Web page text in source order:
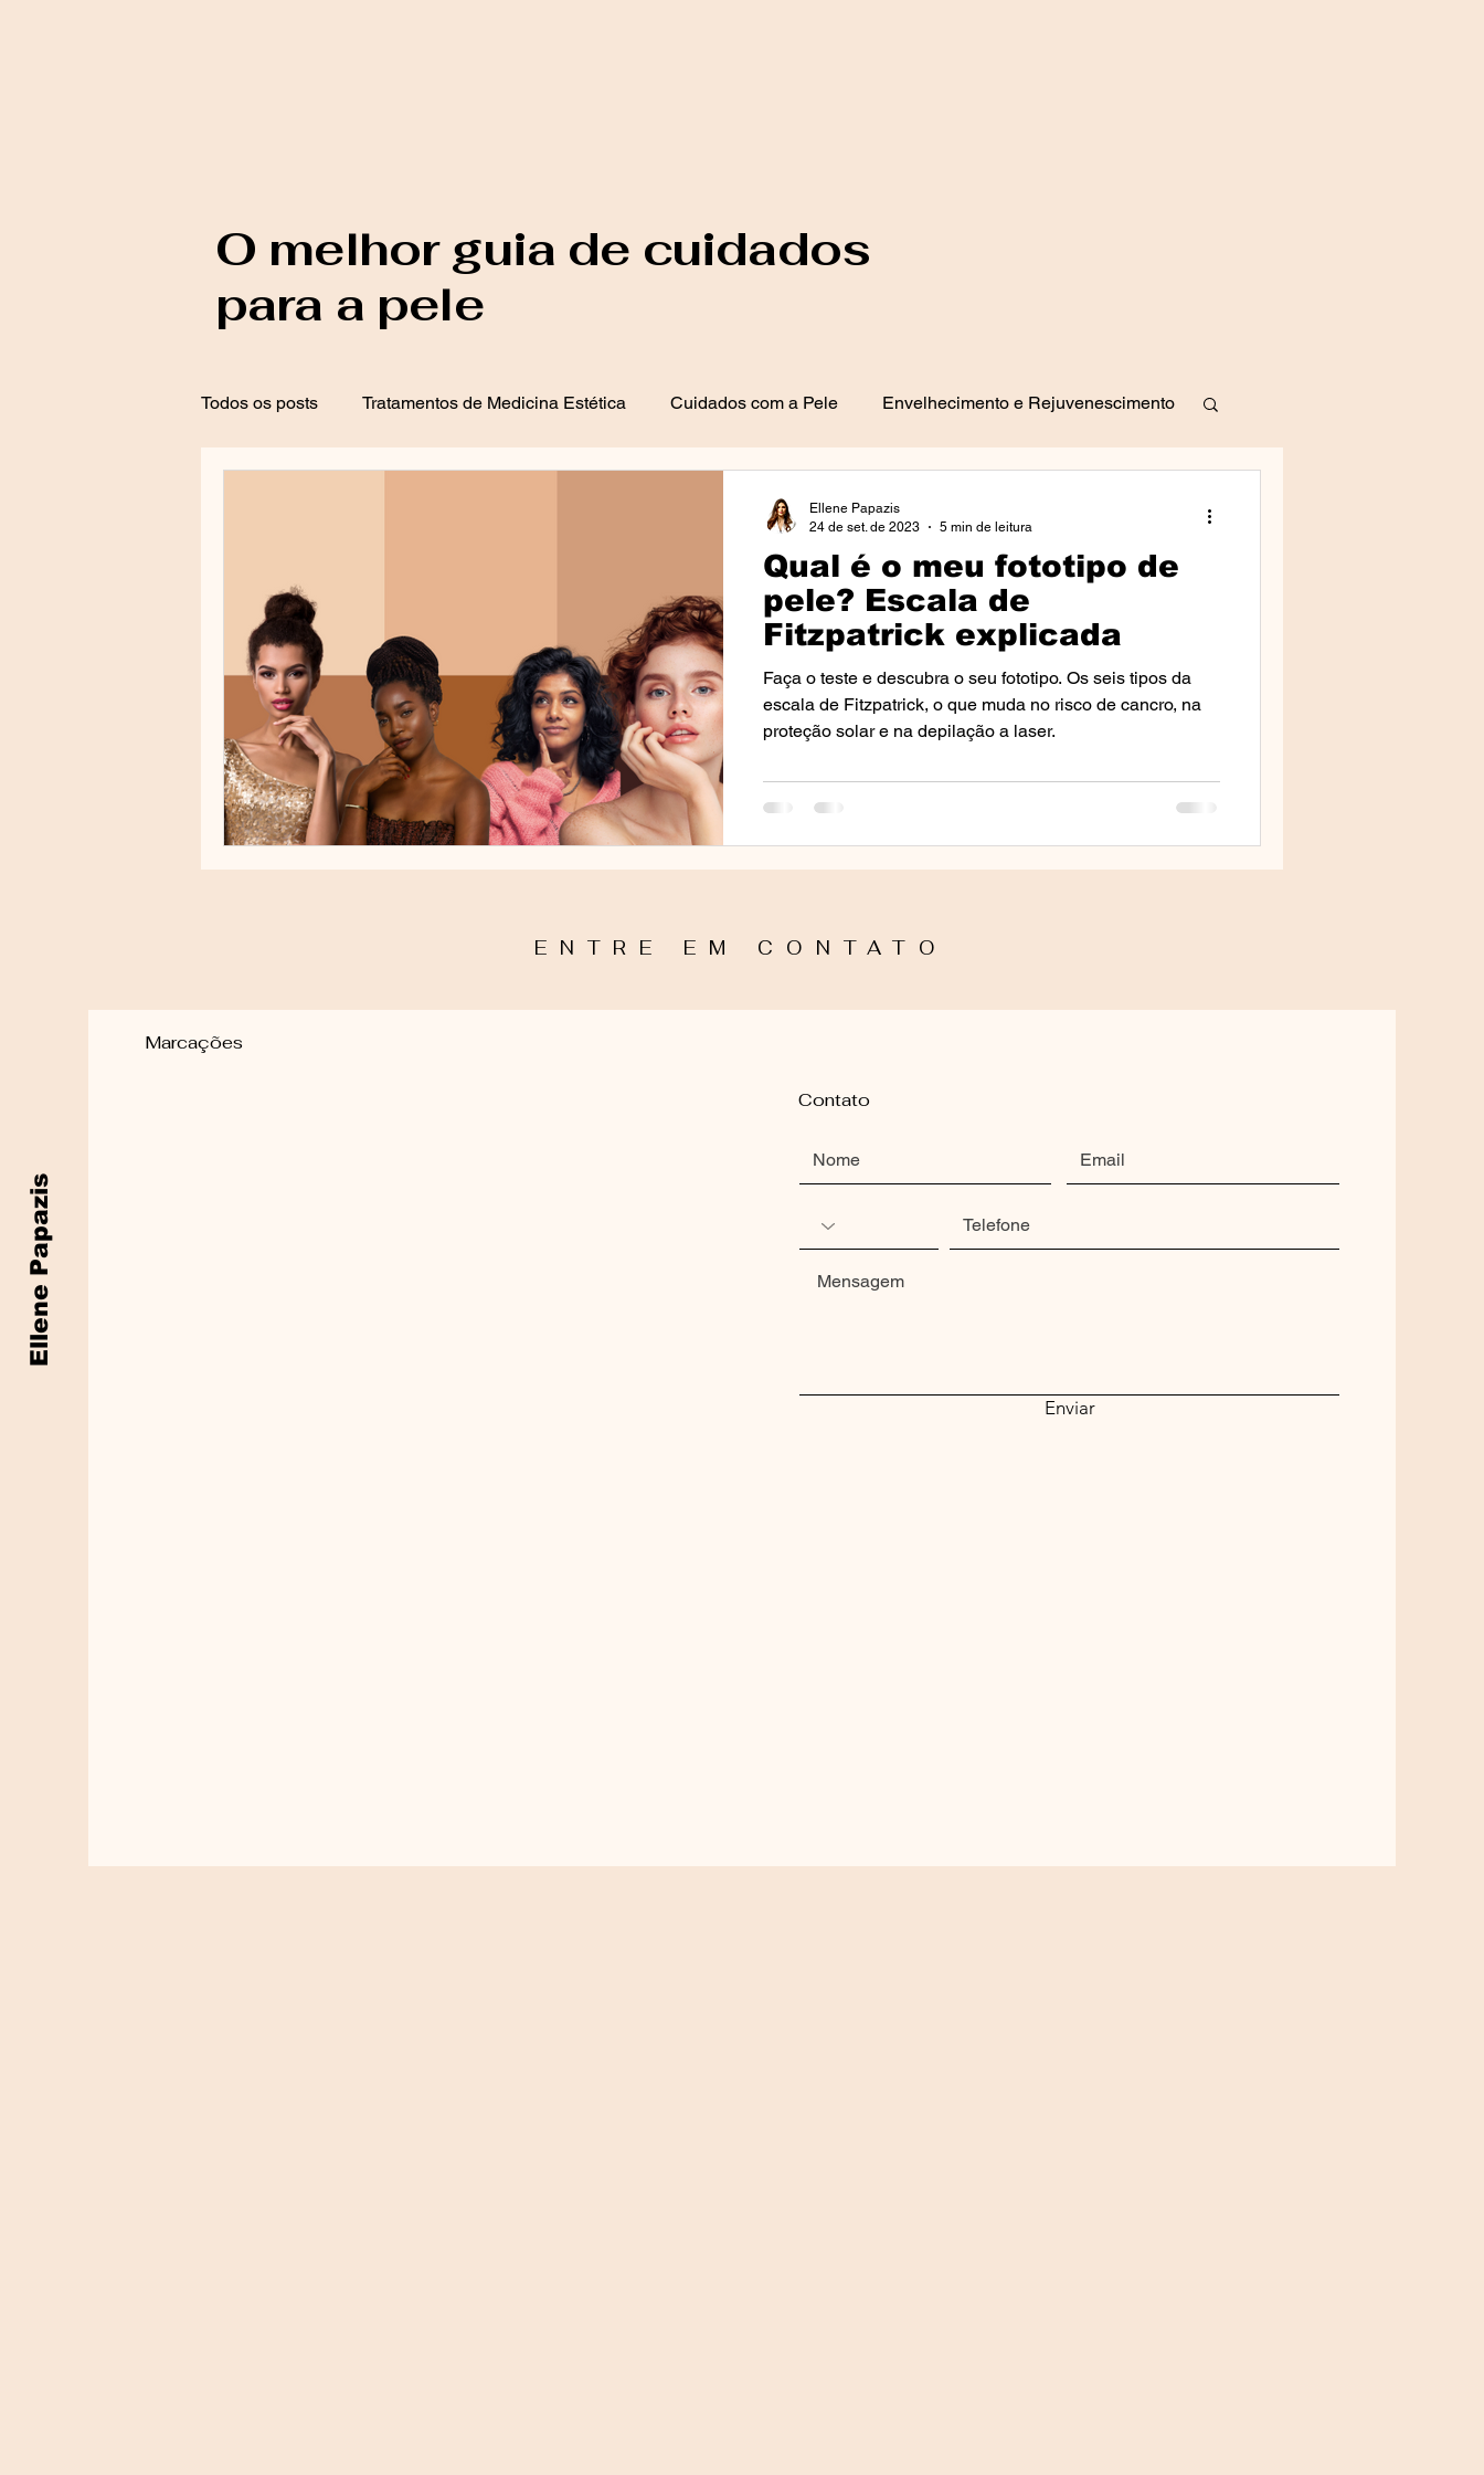
Ellene Papazis
O melhor guia de cuidados
para a pele
Todos os posts Tratamentos de Medicina Estética Cuidados com a Pele Envelhecimento e Rejuvenescimento
Perguntas Frequentes (FAQs) Notícias e Eventos da Clínica
Melasma Fototipos Rosácea Câncer Cancro Eventos Aulas e Palestras
PRP (Plasma Rico em Plaquetas) Tricologia Alopercia
Toxicidade cutânea Proteção Solar Fototipos
Qual é o meu fototipo de
pele? Escala de
Fitzpatrick explicada
Faça o teste e descubra o seu fototipo. Os seis tipos da
escala de Fitzpatrick, o que muda no risco de cancro, na
proteção solar e na depilação a laser.
Ellene Papazis
24 de set. de 2023
5 min de leitura
ENTRE EM CONTATO
Marcações
Contato
Enviar